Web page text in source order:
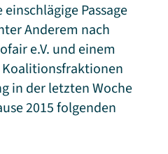
Passage
Anderem nach
e.V. und einem
in der letzten Woche
2015 folgenden